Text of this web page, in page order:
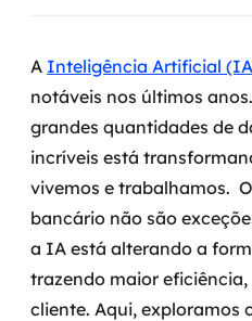
Business Intelligence
Data Lakes & Warehouses
Governança de dados
Modernização de
Desenvolvimento web e
A Inteligência Artificial
notáveis nos últimos
grandes quantidades de
incríveis está
vivemos e trabalhamos.
bancário não são
a IA está alterando a
trazendo maior
cliente. Aqui, exploramos